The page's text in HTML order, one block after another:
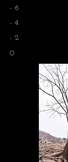
- 6
- 4
- 2
0